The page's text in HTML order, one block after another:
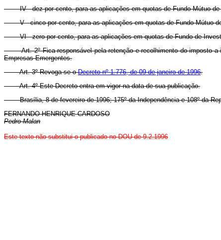
IV - dez por cento, para as aplicações em quotas de Fundo Mútuo de
V - cinco por cento, para as aplicações em quotas de Fundo Mútuo de
VI - zero por cento, para as aplicações em quotas de Fundo de
Art. 2º Fica responsável pela retenção e recolhimento do imposto
Empresas Emergentes.
Art. 3º Revoga-se oDecreto nº 1.776, de 09 de janeiro de 1996.
Art. 4º Este Decreto entra em vigor na data de sua publicação.
Brasília, 8 de fevereiro de 1996; 175º da Independência e 108º da
FERNANDO HENRIQUE CARDOSO
Pedro Malan
Este texto não substitui o publicado no DOU de 9.2.1996